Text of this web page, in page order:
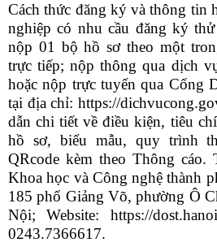
Cách thức đăng ký và thông tin
nghiệp có nhu cầu đăng ký
nộp 01 bộ hồ sơ theo một
trực tiếp; nộp thông qua dịch
hoặc nộp trực tuyến qua Cổng
tại địa chỉ: https://
dẫn chi tiết về điều kiện, tiêu
hồ sơ, biểu mẫu, quy trình
QRcode kèm theo Thông
Khoa học và Công nghệ thành
185 phố Giảng Võ, phường Ô
Nội; Website: https://
0243.7366617.